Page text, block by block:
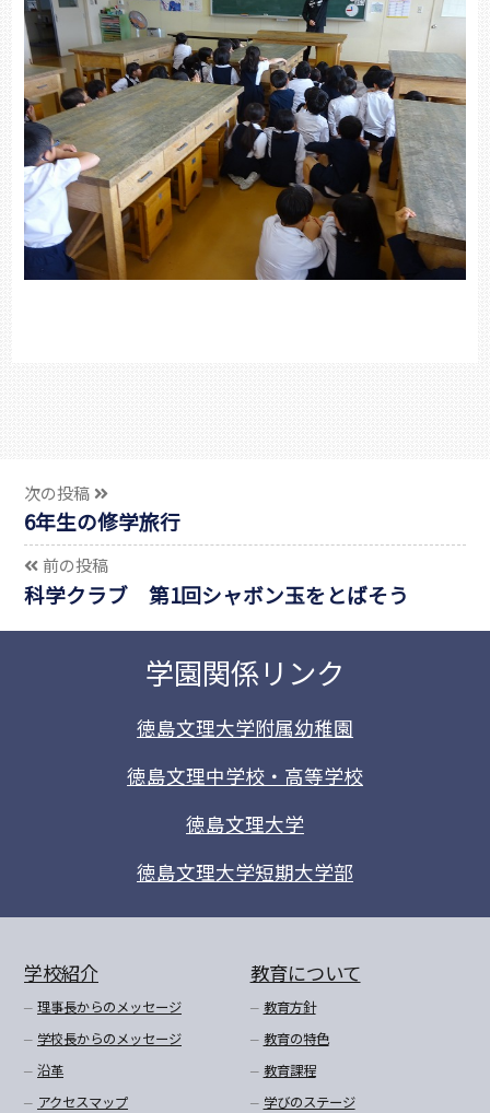
次の投稿
6年生の修学旅行
前の投稿
科学クラブ 第1回シャボン玉をとばそう
学園関係リンク
徳島文理大学附属幼稚園
徳島文理中学校・高等学校
徳島文理大学
徳島文理大学短期大学部
学校紹介
理事長からのメッセージ
学校長からのメッセージ
沿革
アクセスマップ
教育について
教育方針
教育の特色
教育課程
学びのステージ